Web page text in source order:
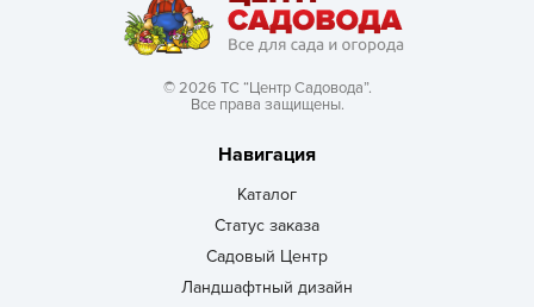
© 2026 ТС “Центр Садовода”.
Все права защищены.
Навигация
Каталог
Статус заказа
Садовый Центр
Ландшафтный дизайн